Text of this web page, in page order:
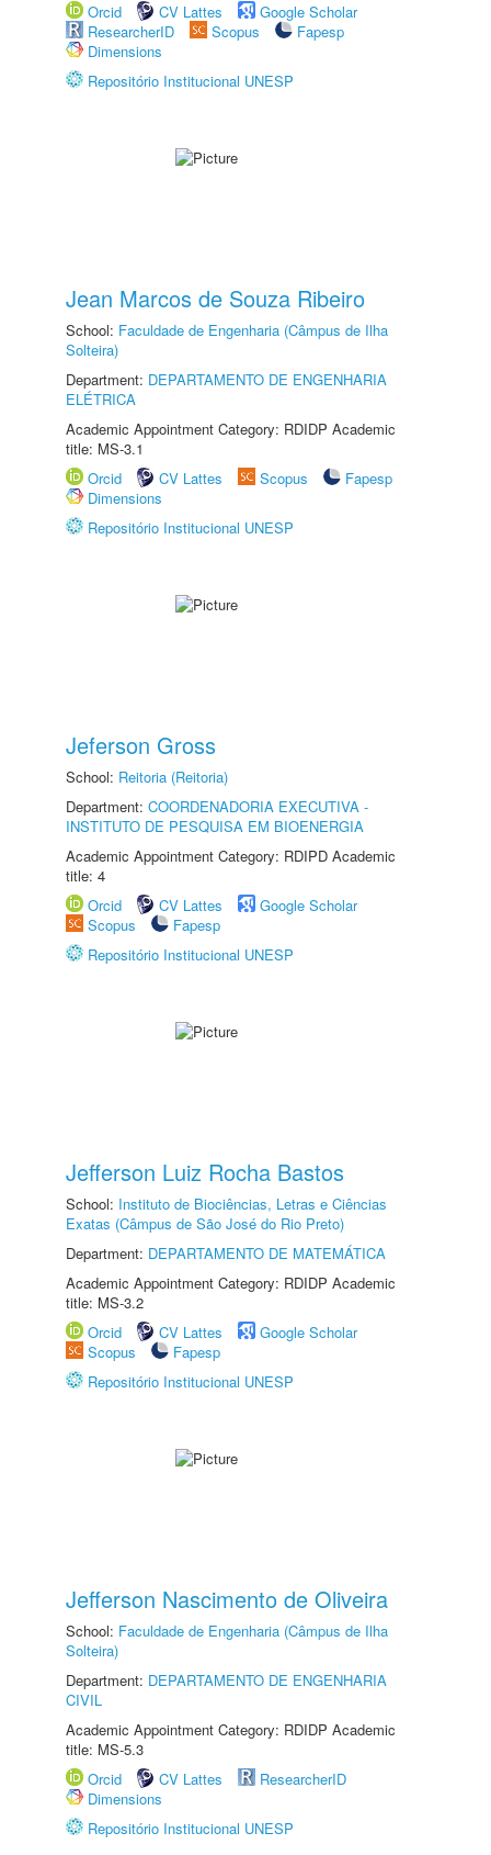
Orcid
CV Lattes
Google Scholar
ResearcherID
Scopus
Fapesp
Dimensions
Repositório Institucional UNESP
Jean Marcos de Souza Ribeiro
School: Faculdade de Engenharia (Câmpus de Ilha
Solteira)
Department: DEPARTAMENTO DE ENGENHARIA
ELÉTRICA
Academic Appointment Category: RDIDP Academic
title: MS-3.1
Orcid
CV Lattes Scopus
Fapesp
Dimensions
Repositório Institucional UNESP
Jeferson Gross
School: Reitoria (Reitoria)
Department: COORDENADORIA EXECUTIVA -
INSTITUTO DE PESQUISA EM BIOENERGIA
Academic Appointment Category: RDIPD Academic
title: 4
Orcid
CV Lattes
Google Scholar
Scopus
Fapesp
Repositório Institucional UNESP
Jefferson Luiz Rocha Bastos
School: Instituto de Biociências, Letras e Ciências
Exatas (Câmpus de São José do Rio Preto)
Department: DEPARTAMENTO DE MATEMÁTICA
Academic Appointment Category: RDIDP Academic
title: MS-3.2
Orcid
CV Lattes
Google Scholar
Scopus
Fapesp
Repositório Institucional UNESP
Jefferson Nascimento de Oliveira
School: Faculdade de Engenharia (Câmpus de Ilha
Solteira)
Department: DEPARTAMENTO DE ENGENHARIA
CIVIL
Academic Appointment Category: RDIDP Academic
title: MS-5.3
Orcid
CV Lattes
ResearcherID
Dimensions
Repositório Institucional UNESP